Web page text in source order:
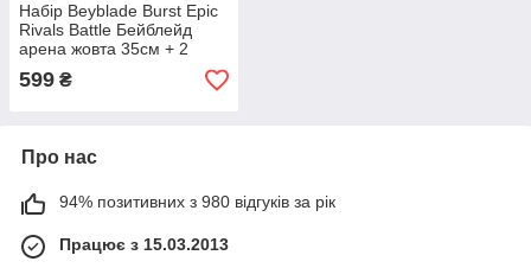
Набір Beyblade Burst Epic
Rivals Battle Бейблейд
арена жовта 35см + 2
вовчка + 2 запускных
механізму.
599 ₴
Про нас
94% позитивних з 980 відгуків за рік
Працює з 15.03.2013